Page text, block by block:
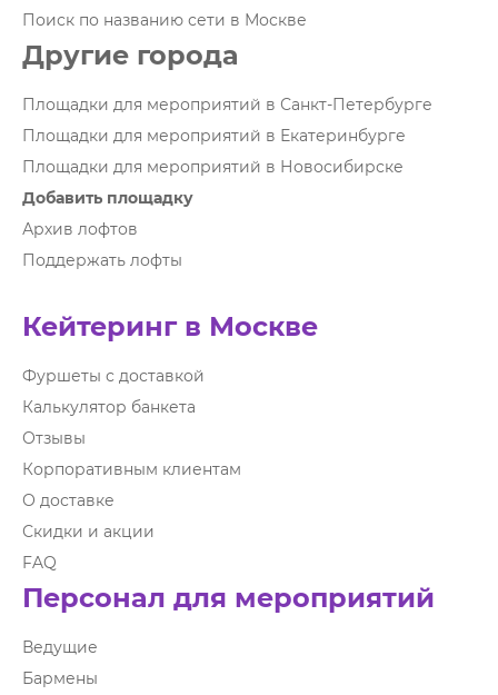
Поиск по названию сети в Москве
Другие города
Площадки для мероприятий в Санкт-Петербурге
Площадки для мероприятий в Екатеринбурге
Площадки для мероприятий в Новосибирске
Добавить площадку
Архив лофтов
Поддержать лофты
Кейтеринг в Москве
Фуршеты с доставкой
Калькулятор банкета
Отзывы
Корпоративным клиентам
О доставке
Скидки и акции
FAQ
Персонал для мероприятий
Ведущие
Бармены